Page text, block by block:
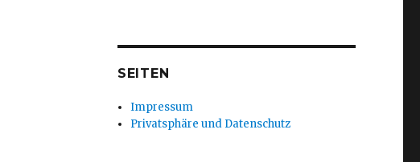
SEITEN
Impressum
Privatsphäre und Datenschutz